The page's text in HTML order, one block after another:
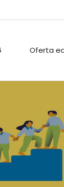
Oferta
DE
DIGITAL DE